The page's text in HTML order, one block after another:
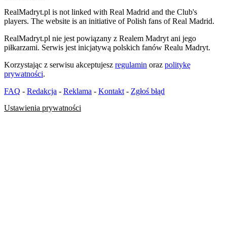
RealMadryt.pl is not linked with Real Madrid and the Club's
players. The website is an initiative of Polish fans of Real Madrid.
RealMadryt.pl nie jest powiązany z Realem Madryt ani jego
piłkarzami. Serwis jest inicjatywą polskich fanów Realu Madryt.
Korzystając z serwisu akceptujesz regulamin oraz politykę
prywatności.
FAQ - Redakcja - Reklama - Kontakt - Zgłoś błąd
Ustawienia prywatności